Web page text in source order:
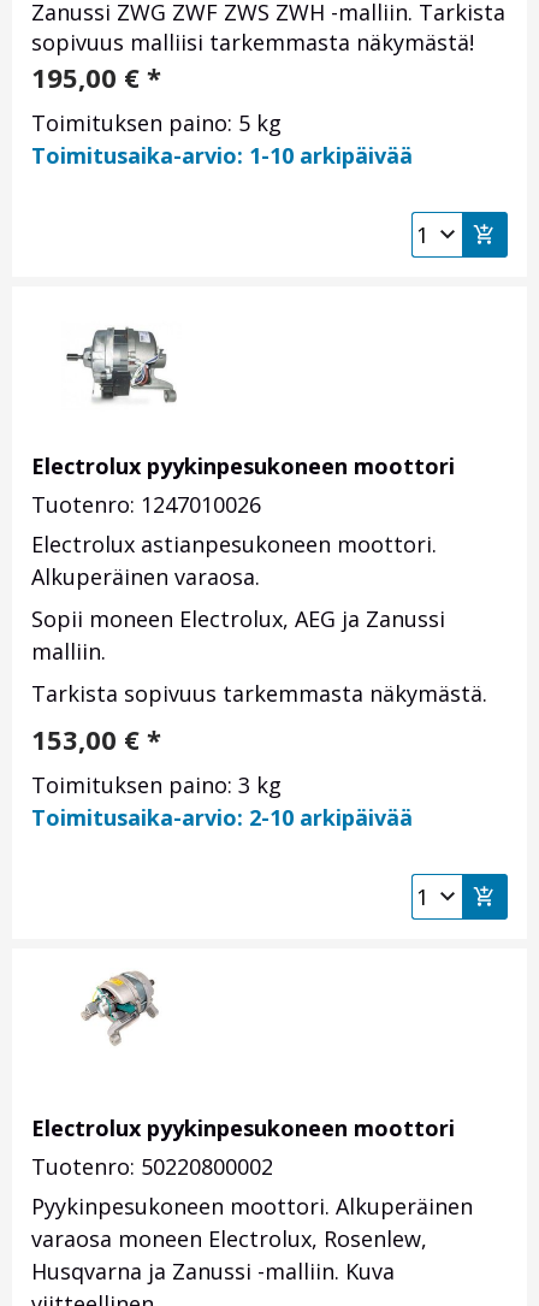
Zanussi ZWG ZWF ZWS ZWH -malliin. Tarkista
sopivuus malliisi tarkemmasta näkymästä!
195,00 € *
Toimituksen paino: 5 kg
Toimitusaika-arvio: 1-10 arkipäivää
Electrolux pyykinpesukoneen moottori
Tuotenro: 1247010026
Electrolux astianpesukoneen moottori.
Alkuperäinen varaosa.
Sopii moneen Electrolux, AEG ja Zanussi
malliin.
Tarkista sopivuus tarkemmasta näkymästä.
153,00 € *
Toimituksen paino: 3 kg
Toimitusaika-arvio: 2-10 arkipäivää
Electrolux pyykinpesukoneen moottori
Tuotenro: 50220800002
Pyykinpesukoneen moottori. Alkuperäinen
varaosa moneen Electrolux, Rosenlew,
Husqvarna ja Zanussi -malliin. Kuva